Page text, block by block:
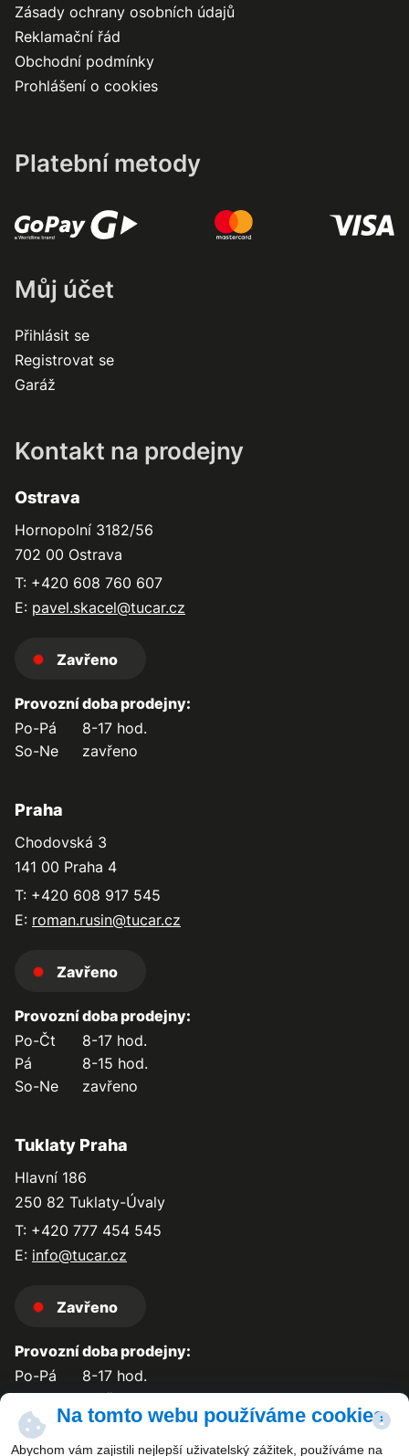
Na tomto webu používáme cookies
Abychom vám zajistili nejlepší uživatelský zážitek, používáme na
Zásady ochrany osobních údajů
Reklamační řád
Obchodní podmínky
Prohlášení o cookies
Platební metody
Můj účet
Přihlásit se
Registrovat se
Garáž
Kontakt na prodejny
Ostrava
Hornopolní 3182/56
702 00 Ostrava
T: +420 608 760 607
E: pavel.skacel@tucar.cz
Zavřeno
Provozní doba prodejny:
Po-Pá
8-17 hod.
So-Ne
zavřeno
Praha
Chodovská 3
141 00 Praha 4
T: +420 608 917 545
E: roman.rusin@tucar.cz
Zavřeno
Provozní doba prodejny:
Po-Čt
8-17 hod.
Pá
8-15 hod.
So-Ne
zavřeno
Tuklaty Praha
Hlavní 186
250 82 Tuklaty-Úvaly
T: +420 777 454 545
E: info@tucar.cz
Zavřeno
Provozní doba prodejny:
Po-Pá
8-17 hod.
So-Ne
zavřeno